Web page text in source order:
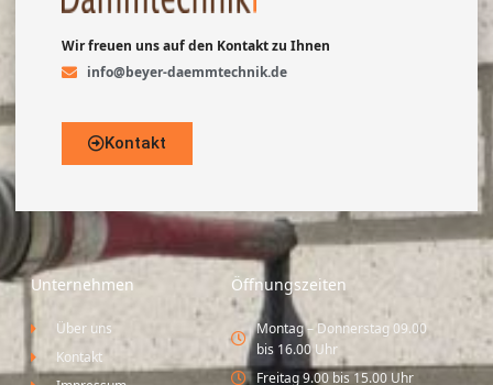
Wir freuen uns auf den Kontakt zu Ihnen
info@beyer-daemmtechnik.de
Kontakt
Unternehmen
Über uns
Kontakt
Öffnungszeiten
Montag – Donnerstag 09.00
bis 16.00 Uhr
Freitag 9.00 bis 15.00 Uhr